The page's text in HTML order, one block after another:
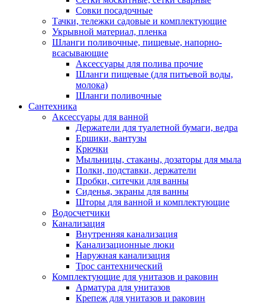
Совки посадочные
Тачки, тележки садовые и комплектующие
Укрывной материал, пленка
Шланги поливочные, пищевые, напорно-
всасывающие
Аксессуары для полива прочие
Шланги пищевые (для питьевой воды,
молока)
Шланги поливочные
Сантехника
Аксессуары для ванной
Держатели для туалетной бумаги, ведра
Ершики, вантузы
Крючки
Мыльницы, стаканы, дозаторы для мыла
Полки, подставки, держатели
Пробки, ситечки для ванны
Сиденья, экраны для ванны
Шторы для ванной и комплектующие
Водосчетчики
Канализация
Внутренняя канализация
Канализационные люки
Наружная канализация
Трос сантехнический
Комплектующие для унитазов и раковин
Арматура для унитазов
Крепеж для унитазов и раковин